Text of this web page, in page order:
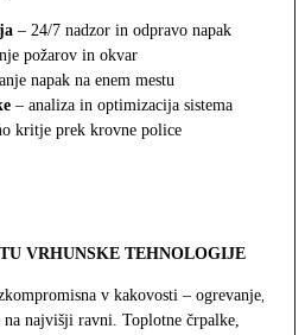
– 24/7 nadzor in odpravo napak
požarov in okvar
napak na enem mestu
– analiza in optimizacija sistema
kritje prek krovne police
VRHUNSKE TEHNOLOGIJE
v kakovosti – ogrevanje,
na najvišji ravni. Toplotne črpalke,